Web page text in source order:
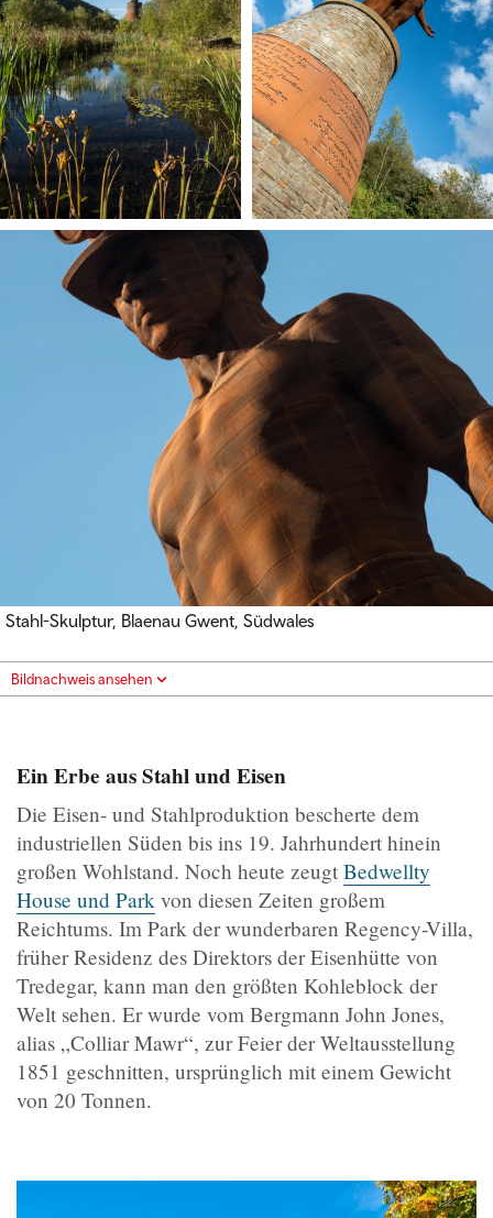
Stahl-Skulptur, Blaenau Gwent, Südwales
Bildnachweis ansehen
Ein Erbe aus Stahl und Eisen
Die Eisen- und Stahlproduktion bescherte dem
industriellen Süden bis ins 19. Jahrhundert hinein
großen Wohlstand. Noch heute zeugt Bedwellty
House und Park von diesen Zeiten großem
Reichtums. Im Park der wunderbaren Regency-Villa,
früher Residenz des Direktors der Eisenhütte von
Tredegar, kann man den größten Kohleblock der
Welt sehen. Er wurde vom Bergmann John Jones,
alias „Colliar Mawr“, zur Feier der Weltausstellung
1851 geschnitten, ursprünglich mit einem Gewicht
von 20 Tonnen.